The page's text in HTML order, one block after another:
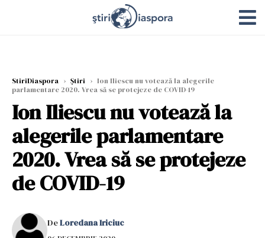
StiriDiaspora › Știri › Ion Iliescu nu votează la alegerile
parlamentare 2020. Vrea să se protejeze de COVID-19
Ion Iliescu nu votează la
alegerile parlamentare
2020. Vrea să se protejeze
de COVID-19
DeLoredana Iriciuc